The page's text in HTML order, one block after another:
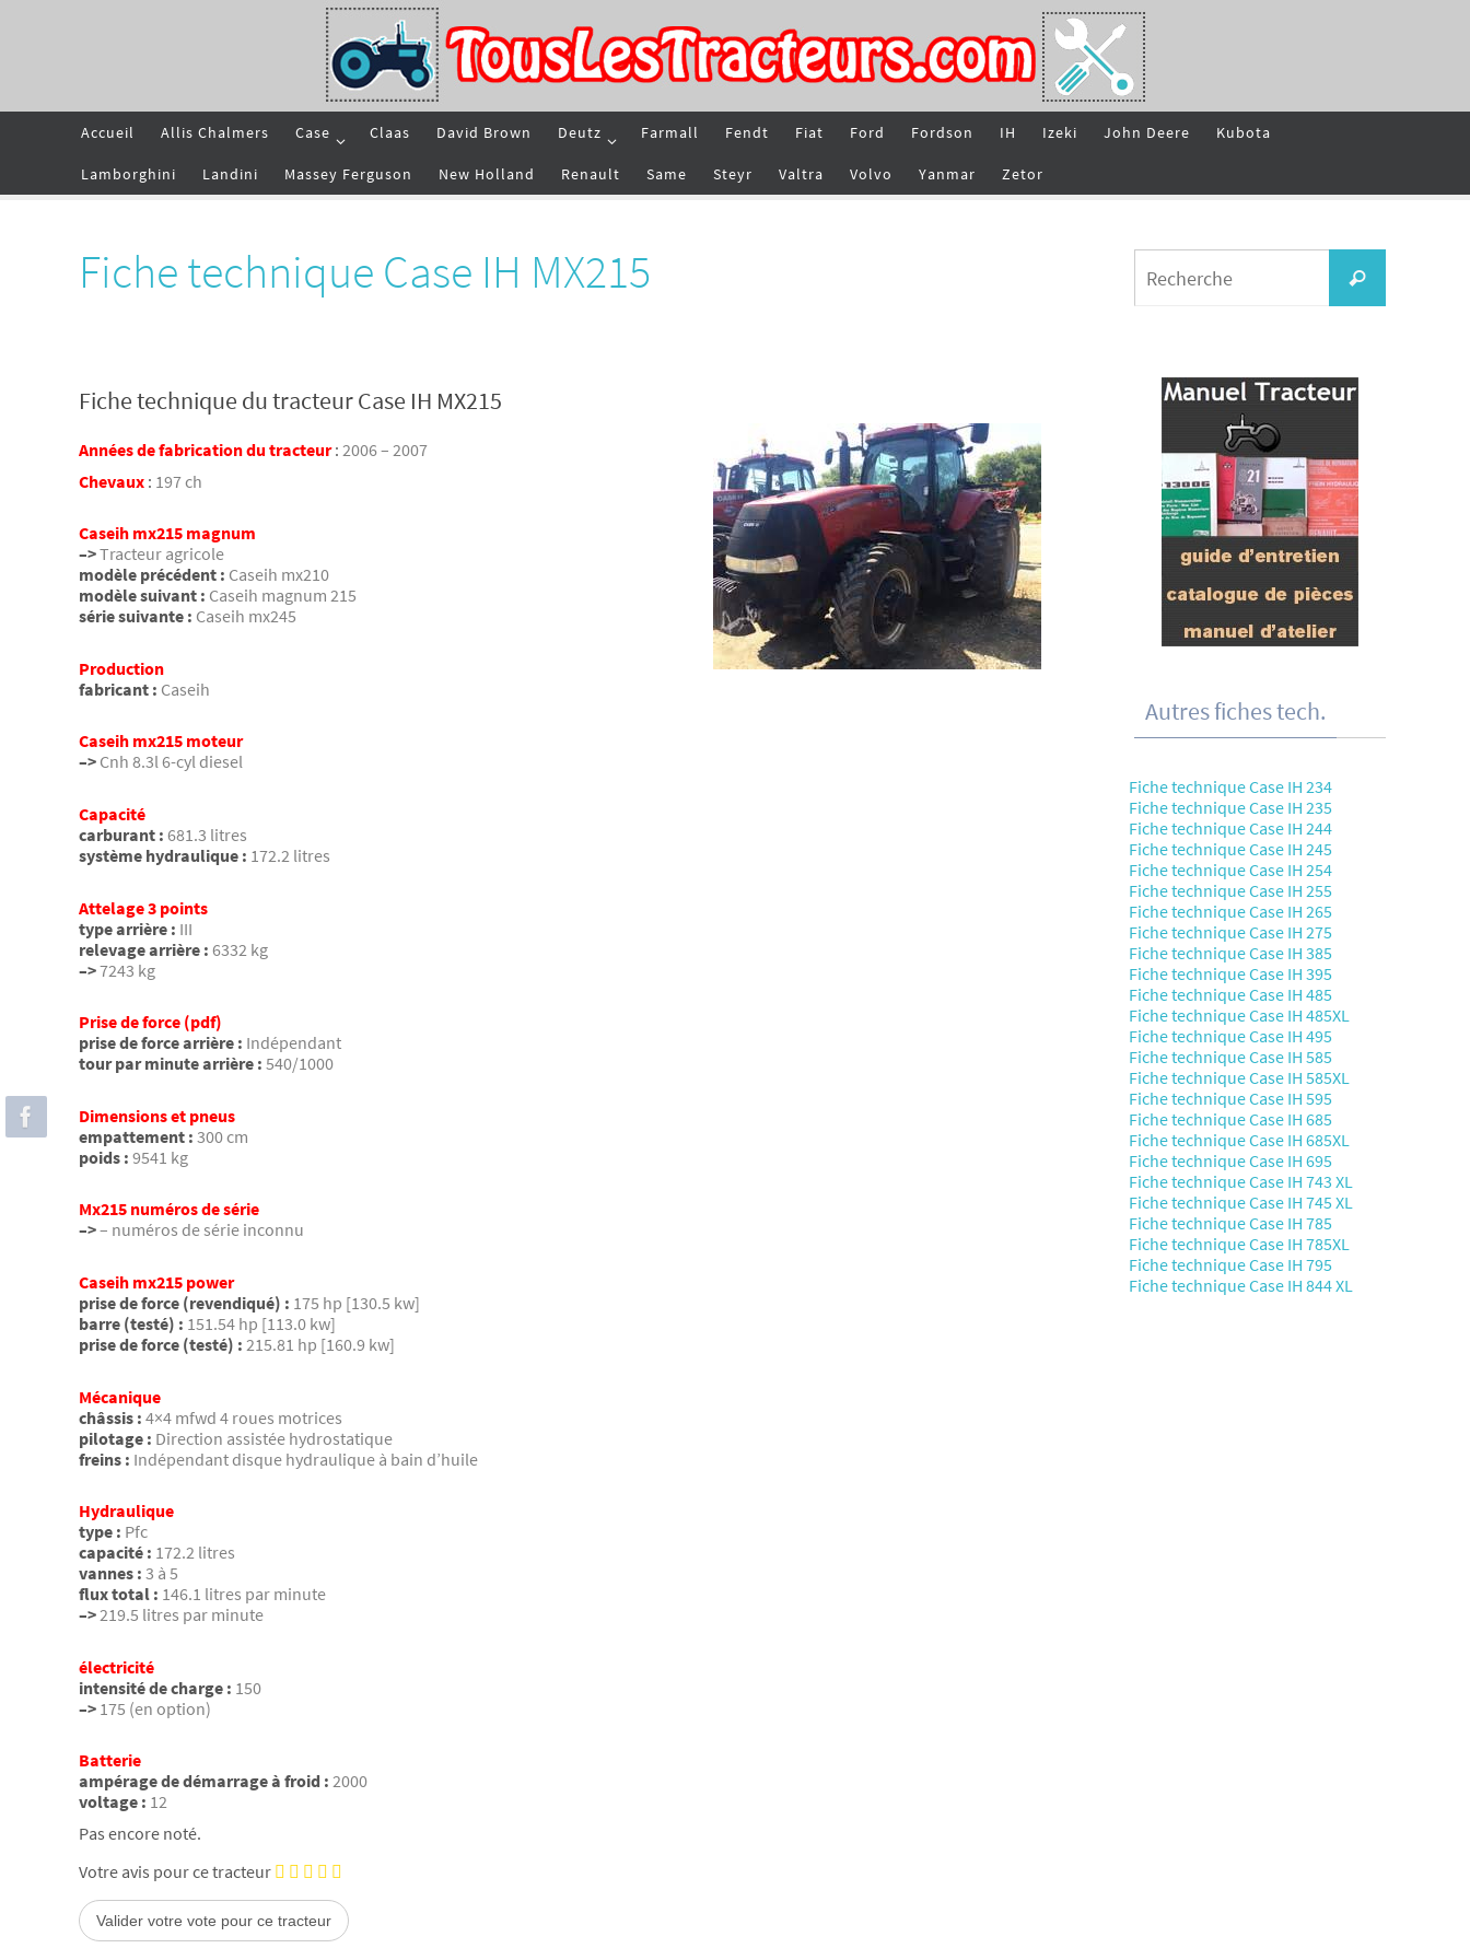
Accueil Allis Chalmers Case Claas David Brown Deutz Farmall Fendt Fiat Ford Fordson IH Izeki John Deere Kubota
Lamborghini Landini Massey Ferguson New Holland Renault Same Steyr Valtra Volvo Yanmar Zetor
Fiche technique Case IH MX215
Fiche technique du tracteur Case IH MX215
Années de fabrication du tracteur: 2006 – 2007
Chevaux : 197 ch
Caseih mx215 magnum
–>Tracteur agricole
modèle précédent : Caseih mx210
modèle suivant : Caseih magnum 215
série suivante : Caseih mx245
Production
fabricant : Caseih
Caseih mx215 moteur
–> Cnh 8.3l 6-cyl diesel
Capacité
carburant : 681.3 litres
système hydraulique : 172.2 litres
Attelage 3 points
type arrière : III
relevage arrière : 6332 kg
–>7243 kg
Prise de force (pdf)
prise de force arrière : Indépendant
tour par minute arrière : 540/1000
Dimensions et pneus
empattement : 300 cm
poids : 9541 kg
Mx215 numéros de série
–>– numéros de série inconnu
Caseih mx215 power
prise de force (revendiqué) : 175 hp [130.5 kw]
barre (testé) : 151.54 hp [113.0 kw]
prise de force (testé) : 215.81 hp [160.9 kw]
Mécanique
châssis : 4×4 mfwd 4 roues motrices
pilotage : Direction assistée hydrostatique
freins : Indépendant disque hydraulique à bain d’huile
Hydraulique
type : Pfc
capacité : 172.2 litres
vannes : 3 à 5
flux total : 146.1 litres par minute
–>219.5 litres par minute
électricité
intensité de charge : 150
–> 175 (en option)
Batterie
ampérage de démarrage à froid : 2000
voltage : 12
Pas encore noté.
Votre avis pour ce tracteur
Recherche
Autres fiches tech.
Fiche technique Case IH 234
Fiche technique Case IH 235
Fiche technique Case IH 244
Fiche technique Case IH 245
Fiche technique Case IH 254
Fiche technique Case IH 255
Fiche technique Case IH 265
Fiche technique Case IH 275
Fiche technique Case IH 385
Fiche technique Case IH 395
Fiche technique Case IH 485
Fiche technique Case IH 485XL
Fiche technique Case IH 495
Fiche technique Case IH 585
Fiche technique Case IH 585XL
Fiche technique Case IH 595
Fiche technique Case IH 685
Fiche technique Case IH 685XL
Fiche technique Case IH 695
Fiche technique Case IH 743 XL
Fiche technique Case IH 745 XL
Fiche technique Case IH 785
Fiche technique Case IH 785XL
Fiche technique Case IH 795
Fiche technique Case IH 844 XL